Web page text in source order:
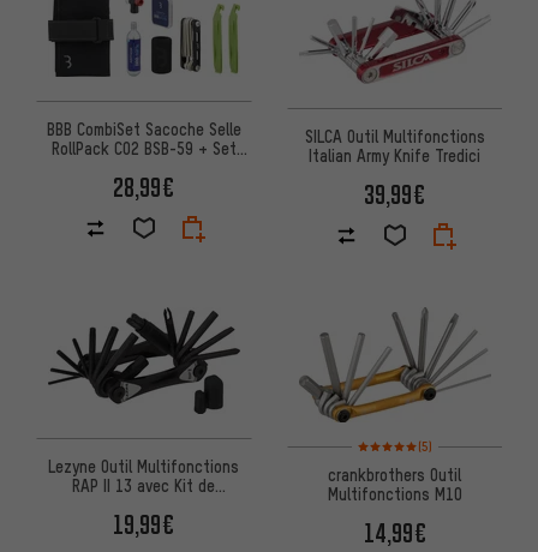
BBB CombiSet Sacoche Selle
RollPack CO2 BSB-59 + Set
28,99€
SILCA Outil Multifonctions
Italian Army Knife Tredici
39,99€
Lezyne Outil Multifonctions
RAP II 13 avec Kit de
19,99€
Note moyenne : 5 sur 5
(5)
crankbrothers Outil
Multifonctions M10
14,99€